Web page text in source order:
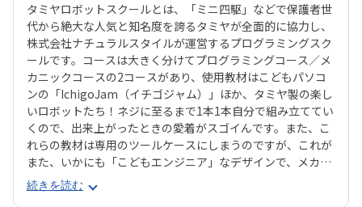
タミヤロボットスクールとは、「ミニ四駆」などで保護者世
代から絶大な人気と知名度を誇るタミヤが全面的に協力し、
株式会社ナチュラルスタイルが運営するプログラミングスク
ールです。コースは大きく分けてプログラミングコース／メ
カニックコースの2コースがあり、使用教材はこどもパソコ
ンの「IchigoJam（イチゴジャム）」ほか、タミヤ製の楽し
いロボットたち！ネジに至るまで1本1本自分で組み立ててい
くので、出来上がったときの愛着がスゴイんです。また、こ
れらの教材は専用のツールケースにしまうのですが、これが
また、いかにも「こどもエンジニア」なデザインで、メカ好
きの心をくすぐります。カリキュラム・教材ともに、ハマる
子はとことんハマれるスクールと言えそうですね。ちなみに
続きを読む